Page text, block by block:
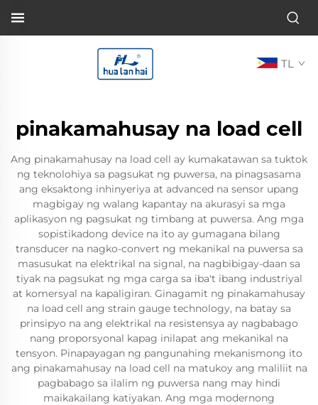
TL
pinakamahusay na load cell
Ang pinakamahusay na load cell ay kumakatawan sa tuktok
ng teknolohiya sa pagsukat ng puwersa, na pinagsasama
ang eksaktong inhinyeriya at advanced na sensor upang
magbigay ng walang kapantay na akurasyi sa mga
aplikasyon ng pagsukat ng timbang at puwersa. Ang mga
sopistikadong device na ito ay gumagana bilang
transducer na nagko-convert ng mekanikal na puwersa sa
masusukat na elektrikal na signal, na nagbibigay-daan sa
tiyak na pagsukat ng mga carga sa iba't ibang industriyal
at komersyal na kapaligiran. Ginagamit ng pinakamahusay
na load cell ang strain gauge technology, na batay sa
prinsipyo na ang elektrikal na resistensya ay nagbabago
nang proporsyonal kapag inilapat ang mekanikal na
tensyon. Pinapayagan ng pangunahing mekanismong ito
ang pinakamahusay na load cell na matukoy ang maliliit na
pagbabago sa ilalim ng puwersa nang may hindi
maikakailang katiyakan. Ang mga modernong